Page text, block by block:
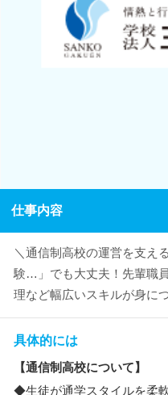
仕事内容
＼通信制高校の運営を支え
験…」でも大丈夫！先輩職
理など幅広いスキルが身に
具体的には
【通信制高校について】
◆生徒が通学スタイルを柔